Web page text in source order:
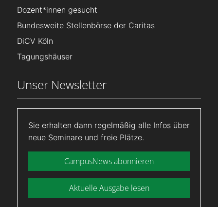
Dozent*innen gesucht
Bundesweite Stellenbörse der Caritas
DiCV Köln
Tagungshäuser
Unser Newsletter
Sie erhalten dann regelmäßig alle Infos über
neue Seminare und freie Plätze.
CampusNews abonnieren
Aktuelle Ausgabe lesen